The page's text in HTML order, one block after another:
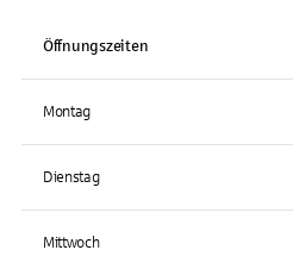
Öffnungszeiten
Montag
Dienstag
Mittwoch